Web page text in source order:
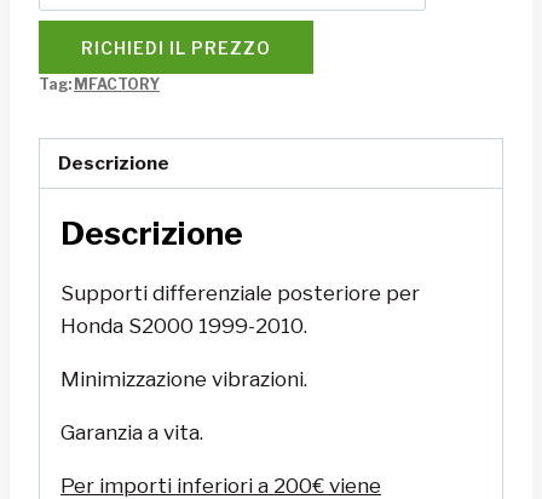
RICHIEDI IL PREZZO
Tag: MFACTORY
Descrizione
Descrizione
Supporti differenziale posteriore per
Honda S2000 1999-2010.
Minimizzazione vibrazioni.
Garanzia a vita.
Per importi inferiori a 200€ viene